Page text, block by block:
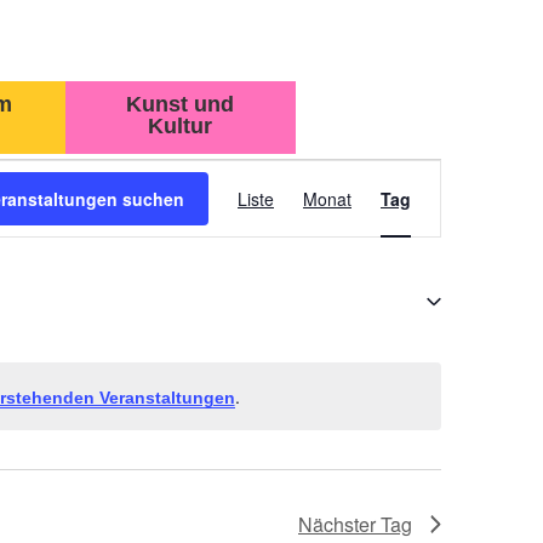
Kunst und
Kultur
Veranstaltungen.
suchen
ANSICHTEN-
Liste Monat Tag
Nächster Tag